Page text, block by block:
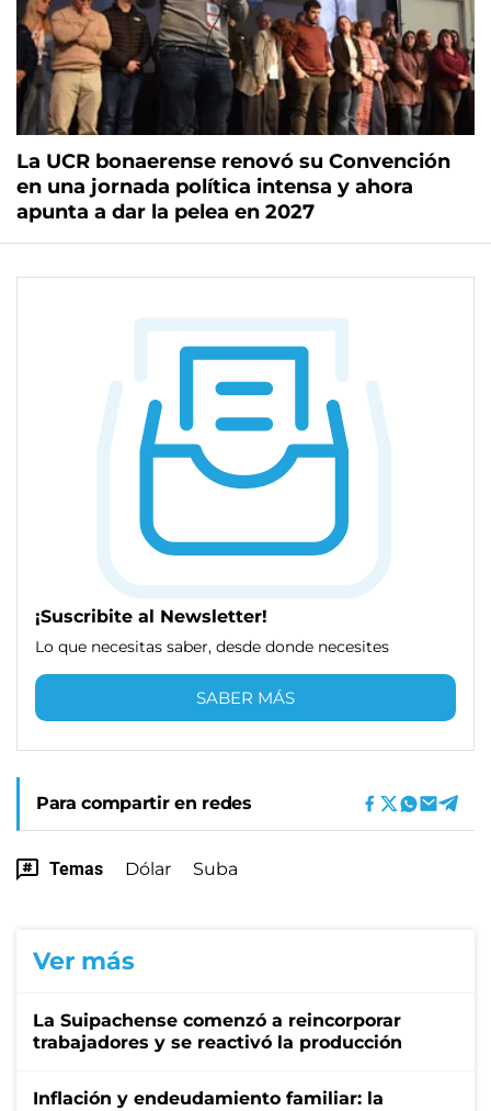
La UCR bonaerense renovó su Convención
en una jornada política intensa y ahora
apunta a dar la pelea en 2027
¡Suscribite al Newsletter!
Lo que necesitas saber, desde donde necesites
SABER MÁS
Para compartir en redes
Temas Dólar Suba
Ver más
La Suipachense comenzó a reincorporar
trabajadores y se reactivó la producción
Inflación y endeudamiento familiar: la